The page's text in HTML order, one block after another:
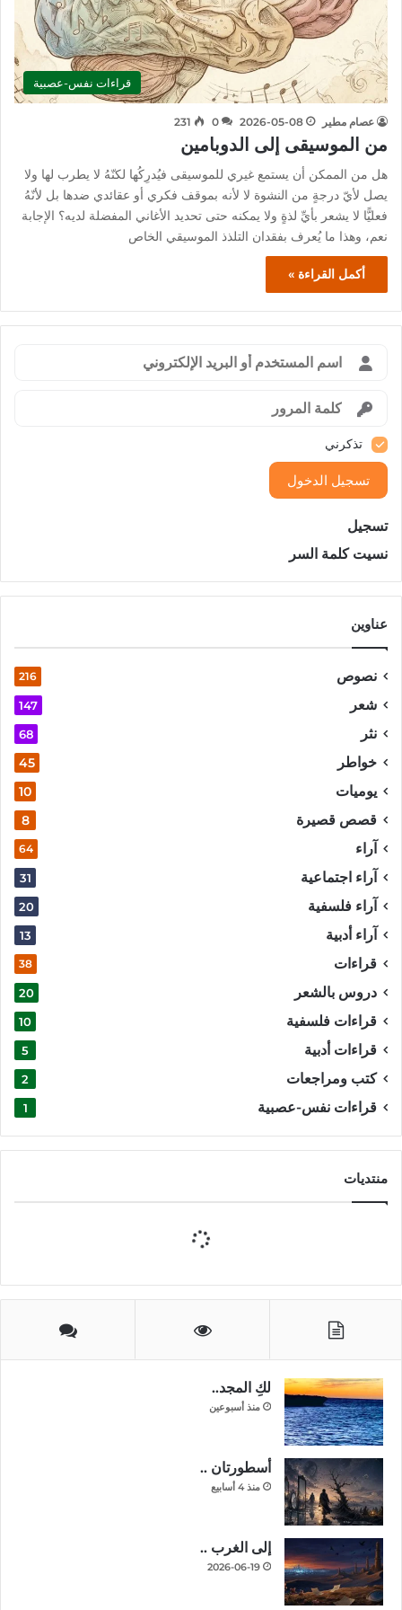
قراءات نفس-عصبية
عصام مطير 2026-05-08
0
231
من الموسيقى إلى الدوبامين
هل من الممكن أن يستمع غيري للموسيقى فيُدرِكُها لكنّهُ لا يطرب لها ولا
يصل لأيّ درجةٍ من النشوة لا لأنه بموقف فكري أو عقائدي ضدها بل لأنّهُ
فعليًّا لا يشعر بأيِّ لذةٍ ولا يمكنه حتى تحديد الأغاني المفضلة لديه؟ الإجابة
نعم، وهذا ما يُعرف بفقدان التلذذ الموسيقي الخاص
أكمل القراءة »
تذكرني
تسجيل الدخول
تسجيل
نسيت كلمة السر
عناوين
نصوص 216
شعر 147
نثر 68
خواطر 45
يوميات 10
قصص قصيرة 8
آراء 64
آراء اجتماعية 31
آراء فلسفية 20
آراء أدبية 13
قراءات 38
دروس بالشعر 20
قراءات فلسفية 10
قراءات أدبية 5
كتب ومراجعات 2
قراءات نفس-عصبية 1
منتديات
لكِ المجد..
منذ أسبوعين
أسطورتان ..
منذ 4 أسابيع
إلى الغرب ..
2026-06-19